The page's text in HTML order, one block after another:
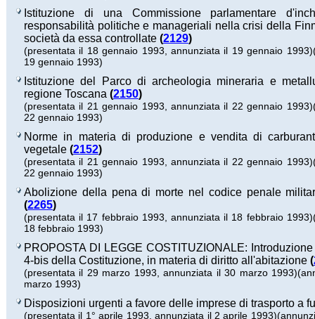
Istituzione di una Commissione parlamentare
responsabilità politiche e manageriali nella crisi della
società da essa controllate (2129)
(presentata il 18 gennaio 1993, annunziata il 19 gennaio 1993)
19 gennaio 1993)
Istituzione del Parco di archeologia mineraria e
regione Toscana (2150)
(presentata il 21 gennaio 1993, annunziata il 22 gennaio 1993)
22 gennaio 1993)
Norme in materia di produzione e vendita di
vegetale (2152)
(presentata il 21 gennaio 1993, annunziata il 22 gennaio 1993)
22 gennaio 1993)
Abolizione della pena di morte nel codice penale
(2265)
(presentata il 17 febbraio 1993, annunziata il 18 febbraio 1993)
18 febbraio 1993)
PROPOSTA DI LEGGE COSTITUZIONALE:
4-bis della Costituzione, in materia di diritto all'abitazione (
(presentata il 29 marzo 1993, annunziata il 30 marzo 1993)
marzo 1993)
Disposizioni urgenti a favore delle imprese di trasporto a
(presentata il 1° aprile 1993, annunziata il 2 aprile 1993)